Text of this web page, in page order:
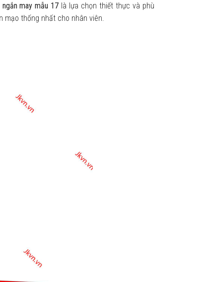
may mẫu 17 là lựa chọn thiết thực và phù
mạo thống nhất cho nhân viên.